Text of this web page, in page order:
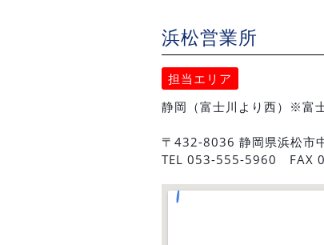
浜松営業所
担当エリア
静岡（富士川より西）※富
〒432-8036 静岡県浜松市
TEL 053-555-5960 FAX